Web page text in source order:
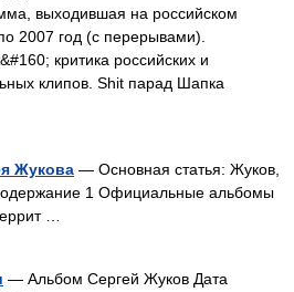
выходившая на российском
2007 год (с перерывами).
критика российских и
клипов. Shit парад Шапка
Жукова — Основная статья: Жуков,
1 Официальные альбомы
…
— Альбом Сергей Жуков Дата